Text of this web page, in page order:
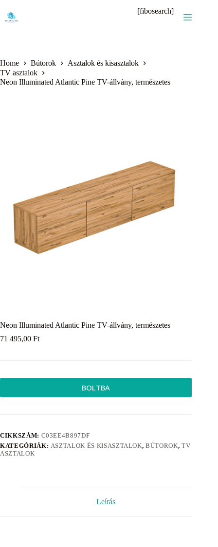
content
[fibosearch]
Home Bútorok
Asztalok és kisasztalok
TV asztalok
Neon Illuminated Atlantic Pine TV-állvány, természetes
Neon Illuminated Atlantic Pine TV-állvány, természetes
71 495,00 Ft
BOLTBA
CIKKSZÁM: C03EE4B897DF
KATEGÓRIÁK: ASZTALOK ÉS KISASZTALOK,BÚTOROK, TV
ASZTALOK
Leírás